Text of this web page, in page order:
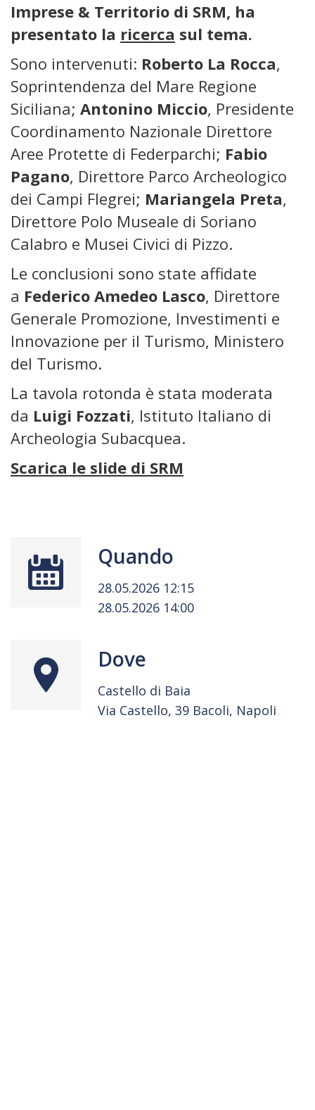
Imprese & Territorio di SRM, ha
presentato la ricerca sul tema.
Sono intervenuti: Roberto La Rocca,
Soprintendenza del Mare Regione
Siciliana; Antonino Miccio, Presidente
Coordinamento Nazionale Direttore
Aree Protette di Federparchi; Fabio
Pagano, Direttore Parco Archeologico
dei Campi Flegrei; Mariangela Preta,
Direttore Polo Museale di Soriano
Calabro e Musei Civici di Pizzo.
Le conclusioni sono state affidate
a Federico Amedeo Lasco, Direttore
Generale Promozione, Investimenti e
Innovazione per il Turismo, Ministero
del Turismo.
La tavola rotonda è stata moderata
da Luigi Fozzati, Istituto Italiano di
Archeologia Subacquea.
Scarica le slide di SRM
Quando
28.05.2026 12:15
28.05.2026 14:00
Dove
Castello di Baia
Via Castello, 39 Bacoli, Napoli